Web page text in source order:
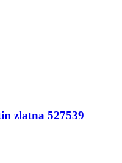
zlatna 527539